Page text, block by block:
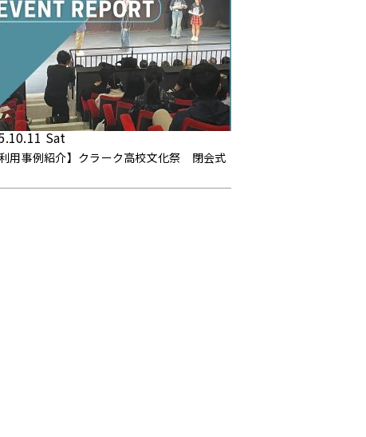
Sat
利用事例紹介】クラーク高校文化祭 閉会式